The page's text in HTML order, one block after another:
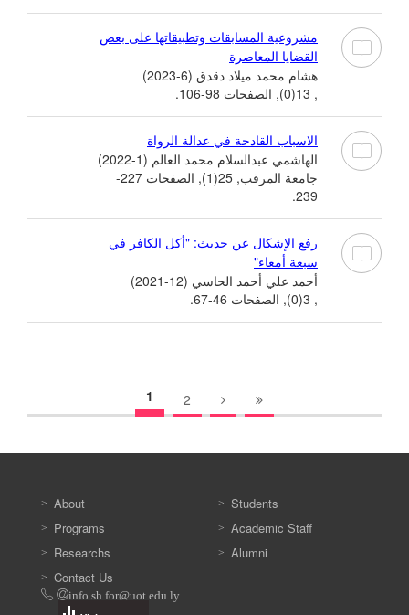
مشروعية المسابقات وتطبيقاتها على بعض
القضايا المعاصرة
هشام محمد ميلاد دقدق (6-2023)
, 13(0), الصفحات 98-106.
الاسباب القادحة في عدالة الرواة
الهاشمي عبدالسلام محمد العالم (1-2022)
جامعة المرقب, 25(1), الصفحات 227-
239.
رفع الإشكال عن حديث: "أكل الكافر في
سبعة أمعاء"
أحمد علي أحمد الحاسي (12-2021)
, 3(0), الصفحات 46-67.
1 2
About
Programs
Researchs
Students
Academic Staff
Alumni
Contact Us
info.sh.for@uot.edu.ly